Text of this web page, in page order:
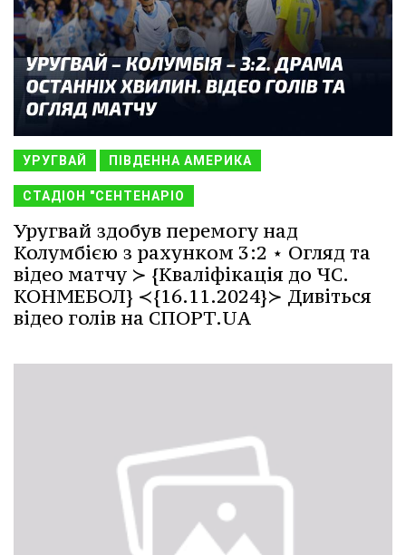
УРУГВАЙ ПІВДЕННА АМЕРИКА
СТАДІОН "СЕНТЕНАРІО
Уругвай здобув перемогу над
Колумбією з рахунком 3:2 ⋆ Огляд та
відео матчу ≻ {Кваліфікація до ЧС.
КОНМЕБОЛ} ≺{16.11.2024}≻ Дивіться
відео голів на СПОРТ.UA